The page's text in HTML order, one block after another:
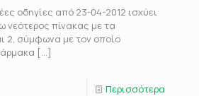
οδηγίες από 23-04-2012 ισχύει
νεότερος πίνακας με τα
2, σύμφωνα με τον οποίο
[…]
Περισσότερα